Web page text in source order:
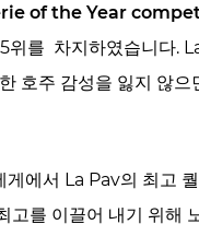
of the Year
위를 차지하였습니다.
호주 감성을 잃지 않
에서 La Pav의 최고
를 이끌어 내기 위해